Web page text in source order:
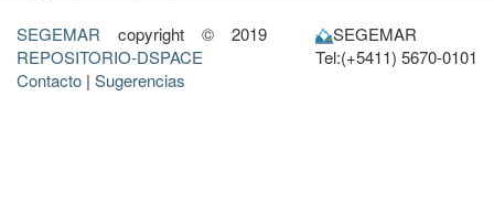
SEGEMAR copyright © 2019
REPOSITORIO-DSPACE
Contacto | Sugerencias
SEGEMAR
Tel:(+5411) 5670-0101